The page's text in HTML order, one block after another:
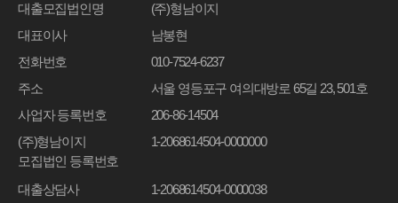
대출모집법인명
(주)형남이지
대표이사
남봉현
전화번호
010-7524-6237
주소
서울 영등포구 여의대방로 65길 23, 501호
사업자 등록번호
206-86-14504
(주)형남이지
모집법인 등록번호
1-2068614504-0000000
대출상담사
1-2068614504-0000038